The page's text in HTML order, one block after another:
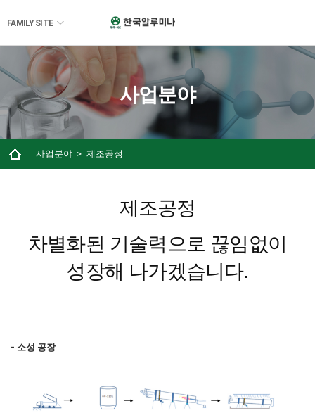
FAMILY SITE
사업분야
사업분야 제조공정
제조공정
차별화된 기술력으로 끊임없이
성장해 나가겠습니다.
- 소성 공장